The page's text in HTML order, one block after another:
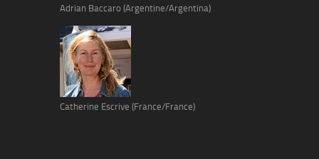
Adrian Baccaro (Argentine/Argentina)
Catherine Escrive (France/France)